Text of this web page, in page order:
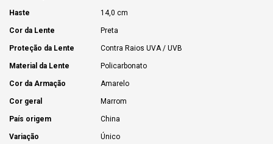
Haste 14,0 cm
Cor da Lente Preta
Proteção da Lente Contra Raios UVA / UVB
Material da Lente Policarbonato
Cor da Armação Amarelo
Cor geral Marrom
País origem China
Variação Único